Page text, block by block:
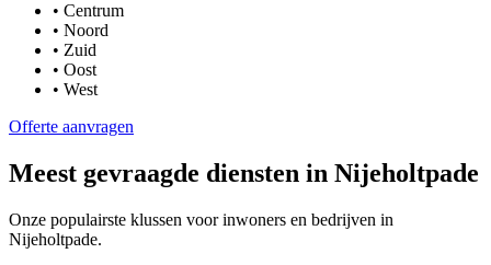
• Centrum
• Noord
• Zuid
• Oost
• West
Offerte aanvragen
Meest gevraagde diensten in Nijeholtpade
Onze populairste klussen voor inwoners en bedrijven in
Nijeholtpade.